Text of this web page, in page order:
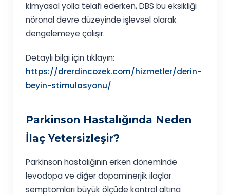
kimyasal yolla telafi ederken, DBS bu eksikliği
nöronal devre düzeyinde işlevsel olarak
dengelemeye çalışır.
Detaylı bilgi için tıklayın:
https://drerdincozek.com/hizmetler/derin-
beyin-stimulasyonu/
Parkinson Hastalığında Neden
İlaç Yetersizleşir?
Parkinson hastalığının erken döneminde
levodopa ve diğer dopaminerjik ilaçlar
semptomları büyük ölçüde kontrol altına